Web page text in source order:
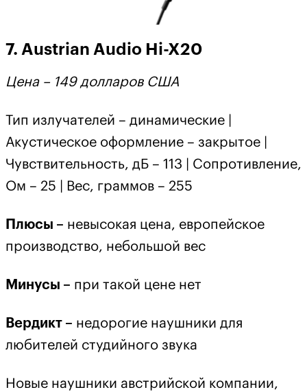
7. Austrian Audio Hi-X20
Цена – 149 долларов США
Тип излучателей – динамические |
Акустическое оформление – закрытое |
Чувствительность, дБ – 113 | Сопротивление,
Ом – 25 | Вес, граммов – 255
Плюсы – невысокая цена, европейское
производство, небольшой вес
Минусы – при такой цене нет
Вердикт – недорогие наушники для
любителей студийного звука
Новые наушники австрийской компании,